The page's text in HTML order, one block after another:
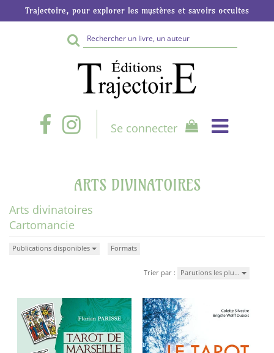
Trajectoire, pour explorer les mystères et savoirs occultes
Rechercher
sur
le
site
Se connecter
ARTS DIVINATOIRES
Arts divinatoires
Cartomancie
Publications disponibles Formats
Trier par : Parutions les plu…